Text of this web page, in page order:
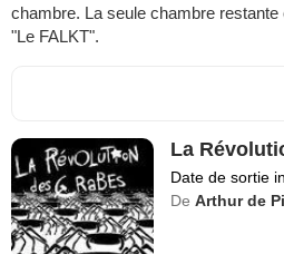
chambre. La seule chambre
"Le FALKT".
La
Date de sortie
De Arthur de